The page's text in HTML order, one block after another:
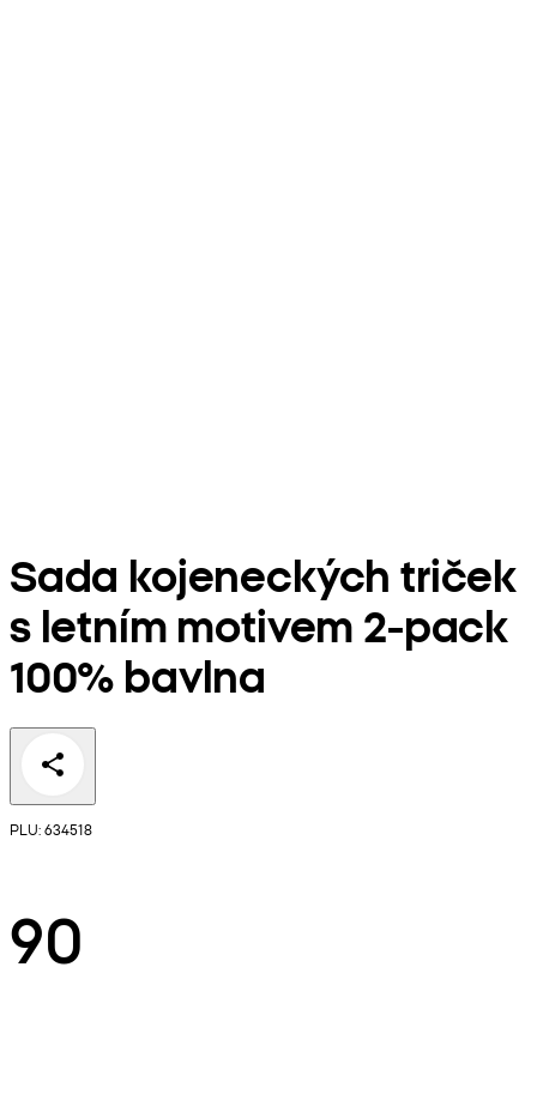
Sada kojeneckých triček
s letním motivem 2-pack
100% bavlna
PLU: 634518
90